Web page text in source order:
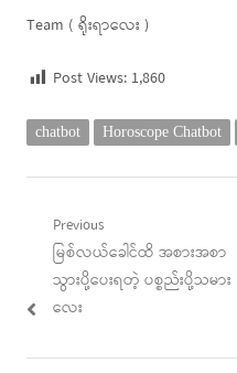
Team ( ရိုးရာလေး )
Post Views: 1,860
chatbot Horoscope Chatbot
Post
navigation
Previous
Previous
post:
မြစ်လယ်ခေါင်ထိ အစားအစာ
သွားပို့ပေးရတဲ့ ပစ္စည်းပို့သမား
လေး